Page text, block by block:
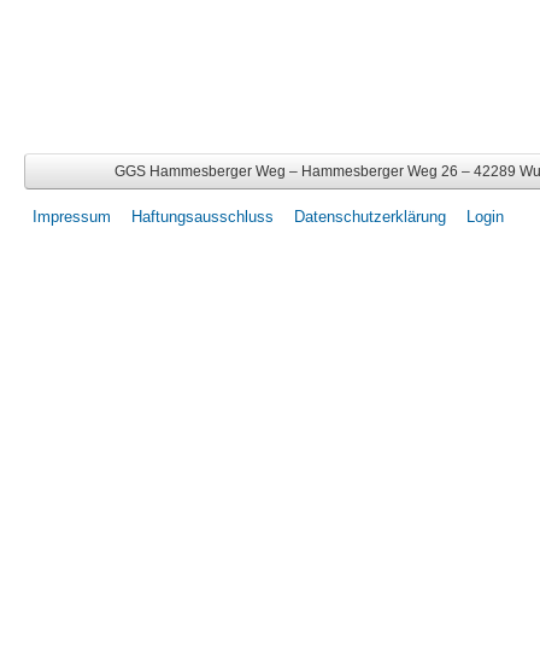
GGS Hammesberger Weg – Hammesberger Weg 26 – 42289
Impressum Haftungsausschluss Datenschutzerklärung Login